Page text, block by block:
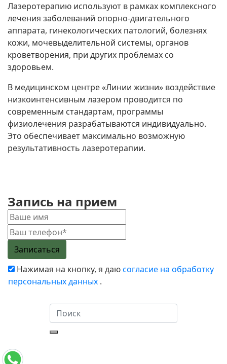
Лазеротерапию используют в рамках комплексного
лечения заболеваний опорно-двигательного
аппарата, гинекологических патологий, болезнях
кожи, мочевыделительной системы, органов
кроветворения, при других проблемах со
здоровьем.
В медицинском центре «Линии жизни» воздействие
низкоинтенсивным лазером проводится по
современным стандартам, программы
физиолечения разрабатываются индивидуально.
Это обеспечивает максимально возможную
результативность лазеротерапии.
Запись на прием
Нажимая на кнопку, я даюсогласие на обработку
персональных данных .